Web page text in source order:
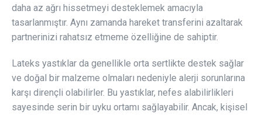
daha az ağrı hissetmeyi desteklemek amacıyla
tasarlanmıştır. Aynı zamanda hareket transferini azaltarak
partnerinizi rahatsız etmeme özelliğine de sahiptir.
Lateks yastıklar da genellikle orta sertlikte destek sağlar
ve doğal bir malzeme olmaları nedeniyle alerji sorunlarına
karşı dirençli olabilirler. Bu yastıklar, nefes alabilirlikleri
sayesinde serin bir uyku ortamı sağlayabilir. Ancak, kişisel